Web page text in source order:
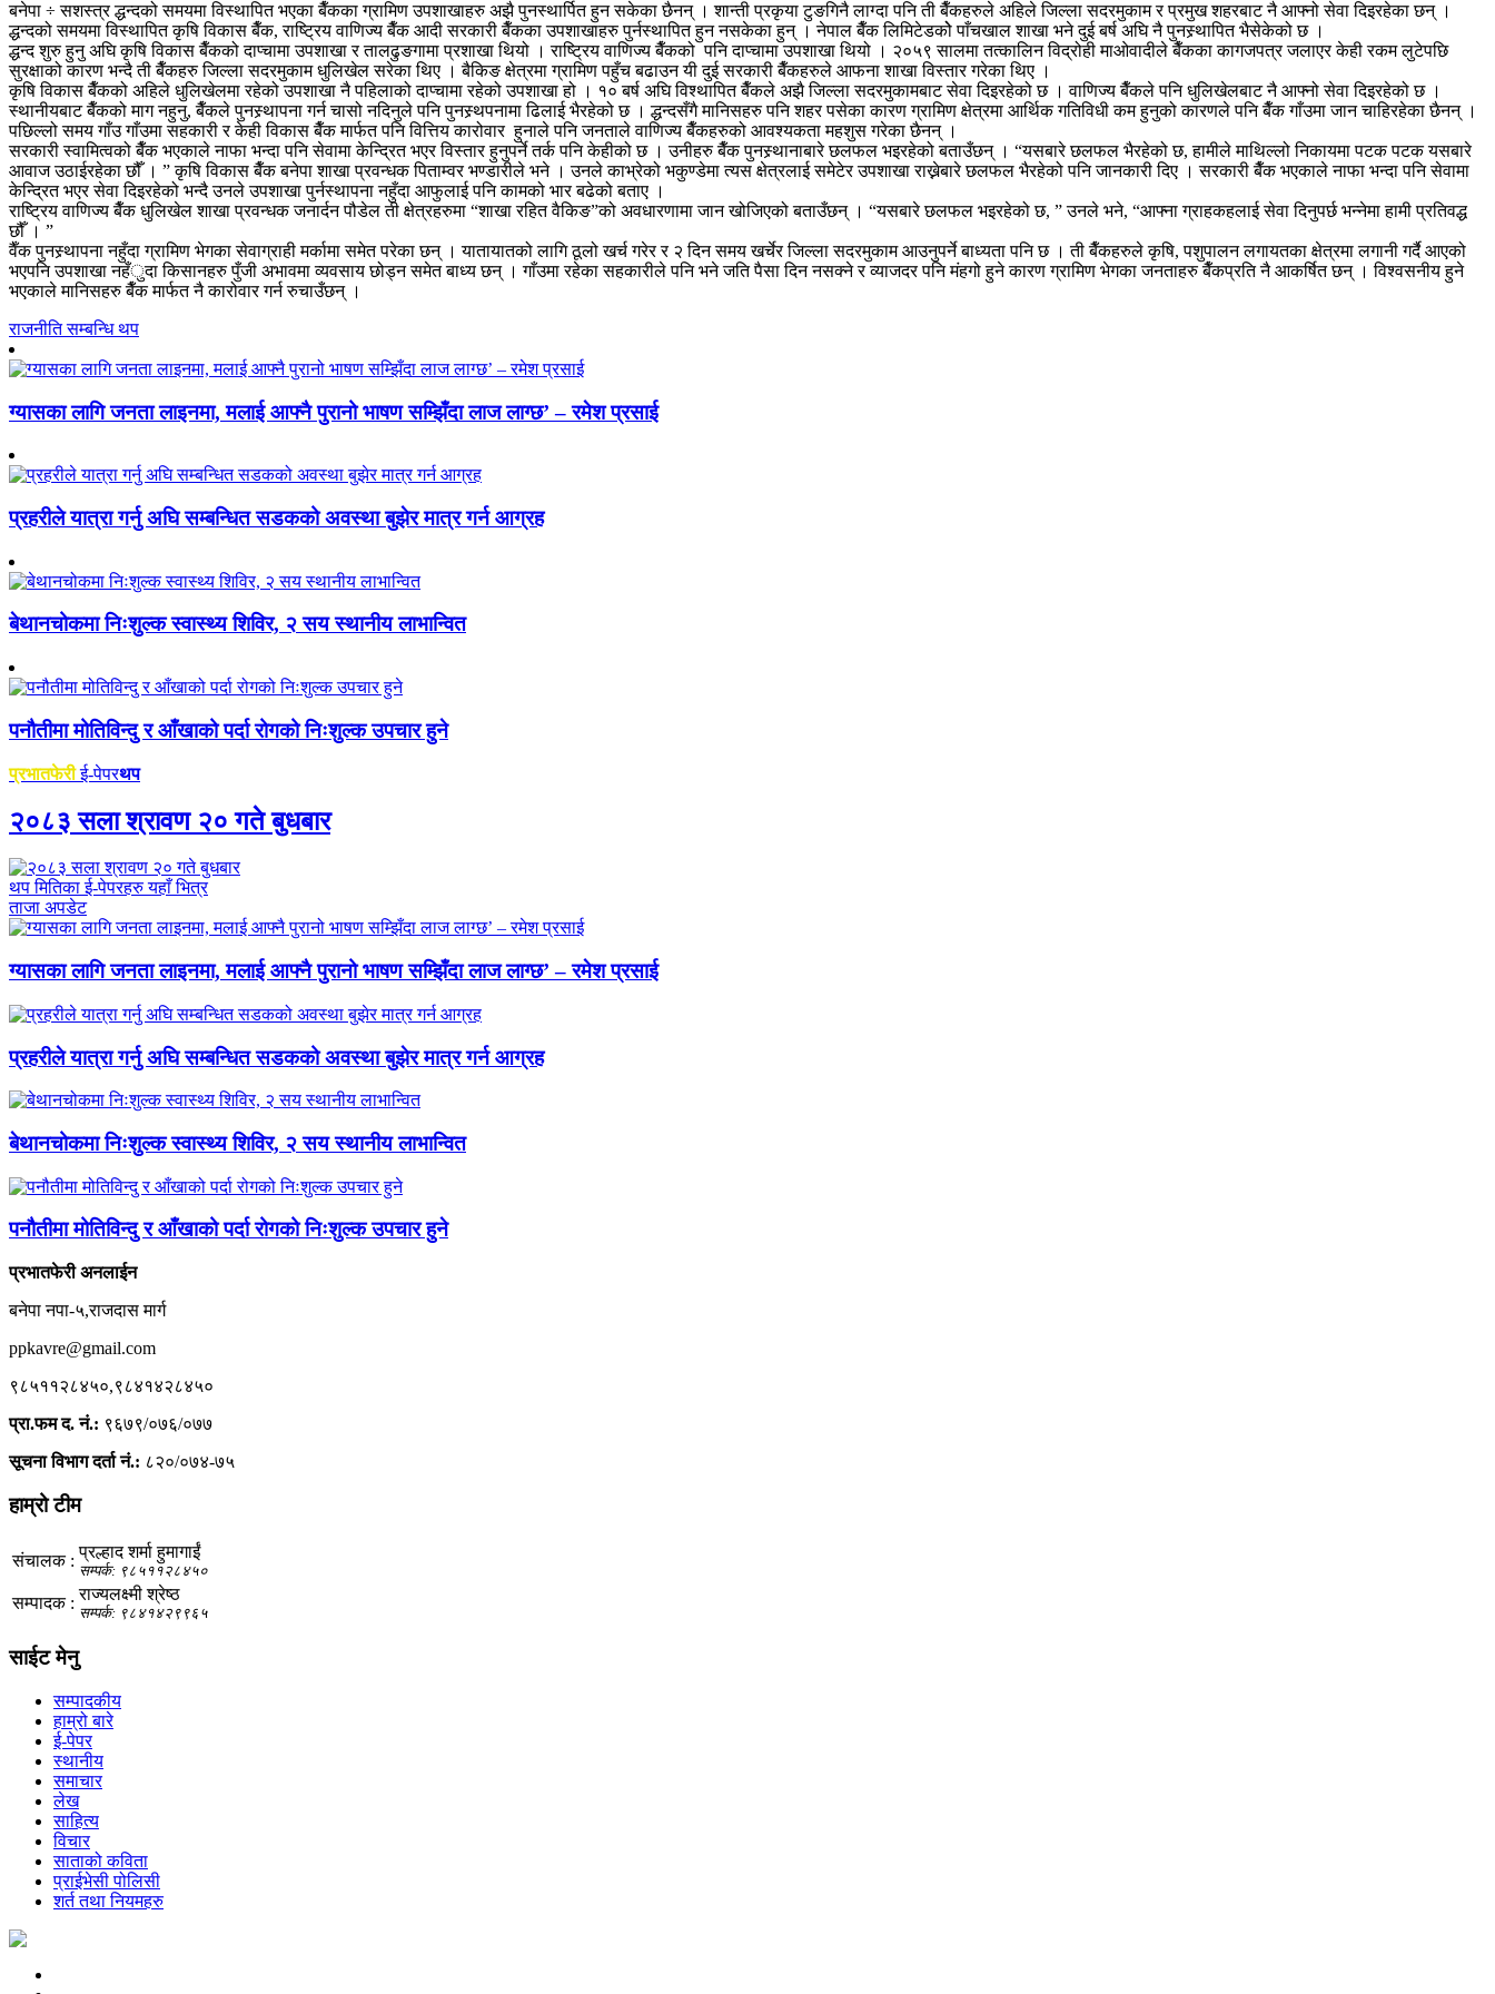
बनेपा ÷ सशस्त्र द्धन्दको समयमा विस्थापित भएका बैँकका ग्रामिण उपशाखाहरु अझै पुनस्थार्पित हुन सकेका छैनन् । शान्ती प्रकृया टुङगिनै लाग्दा पनि ती बैँकहरुले अहिले जिल्ला सदरमुकाम र प्रमुख शहरबाट नै आफ्नो सेवा दिइरहेका छन् ।
द्धन्दको समयमा विस्थापित कृषि विकास बैँक, राष्ट्रिय वाणिज्य बैँक आदी सरकारी बैँकका उपशाखाहरु पुर्नस्थापित हुन नसकेका हुन् । नेपाल बैँक लिमिटेडकोे पाँचखाल शाखा भने दुई बर्ष अघि नै पुनस्र्थापित भैसेकेको छ ।
द्धन्द शुरु हुनु अघि कृषि विकास बैँकको दाप्चामा उपशाखा र तालढुङगामा प्रशाखा थियो । राष्ट्रिय वाणिज्य बैँकको पनि दाप्चामा उपशाखा थियो । २०५९ सालमा तत्कालिन विद्रोही माओवादीले बैँकका कागजपत्र जलाएर केही रकम लुटेपछि
सुरक्षाको कारण भन्दै ती बैँकहरु जिल्ला सदरमुकाम धुलिखेल सरेका थिए । बैकिङ क्षेत्रमा ग्रामिण पहुँच बढाउन यी दुई सरकारी बैँकहरुले आफना शाखा विस्तार गरेका थिए ।
कृषि विकास बैँकको अहिले धुलिखेलमा रहेको उपशाखा नै पहिलाको दाप्चामा रहेको उपशाखा हो । १० बर्ष अघि विश्थापित बैँकले अझै जिल्ला सदरमुकामबाट सेवा दिइरहेको छ । वाणिज्य बैँकले पनि धुलिखेलबाट नै आफ्नो सेवा दिइरहेको छ ।
स्थानीयबाट बैँकको माग नहुनु, बैँकले पुनस्र्थापना गर्न चासो नदिनुले पनि पुनस्र्थपनामा ढिलाई भैरहेको छ । द्धन्दसँगै मानिसहरु पनि शहर पसेका कारण ग्रामिण क्षेत्रमा आर्थिक गतिविधी कम हुनुको कारणले पनि बैँक गाँउमा जान चाहिरहेका छैनन् ।
पछिल्लो समय गाँउ गाँउमा सहकारी र केही विकास बैँक मार्फत पनि वित्तिय कारोवार हुनाले पनि जनताले वाणिज्य बैँकहरुको आवश्यकता महशुस गरेका छैनन् ।
सरकारी स्वामित्वको बैँक भएकाले नाफा भन्दा पनि सेवामा केन्द्रित भएर विस्तार हुनुपर्ने तर्क पनि केहीको छ । उनीहरु बैँक पुनस्र्थानाबारे छलफल भइरहेको बताउँछन् । “यसबारे छलफल भैरहेको छ, हामीले माथिल्लो निकायमा पटक पटक यसबारे
आवाज उठाईरहेका छौँ । ” कृषि विकास बैँक बनेपा शाखा प्रवन्धक पिताम्वर भण्डारीले भने । उनले काभ्रेको भकुण्डेमा त्यस क्षेत्रलाई समेटेर उपशाखा राख्नेबारे छलफल भैरहेको पनि जानकारी दिए । सरकारी बैँक भएकाले नाफा भन्दा पनि सेवामा
केन्द्रित भएर सेवा दिइरहेको भन्दै उनले उपशाखा पुर्नस्थापना नहुँदा आफुलाई पनि कामको भार बढेको बताए ।
राष्ट्रिय वाणिज्य बैँक धुलिखेल शाखा प्रवन्धक जनार्दन पौडेल ती क्षेत्रहरुमा “शाखा रहित वैकिङ”को अवधारणामा जान खोजिएको बताउँछन् । “यसबारे छलफल भइरहेको छ, ” उनले भने, “आफ्ना ग्राहकहलाई सेवा दिनुपर्छ भन्नेमा हामी प्रतिवद्ध
छौँ । ”
वैँक पुनस्र्थापना नहुँदा ग्रामिण भेगका सेवाग्राही मर्कामा समेत परेका छन् । यातायातको लागि ठूलो खर्च गरेर र २ दिन समय खर्चेर जिल्ला सदरमुकाम आउनुपर्ने बाध्यता पनि छ । ती बैँकहरुले कृषि, पशुपालन लगायतका क्षेत्रमा लगानी गर्दै आएको
भएपनि उपशाखा नहँुदा किसानहरु पुँजी अभावमा व्यवसाय छोड्न समेत बाध्य छन् । गाँउमा रहेका सहकारीले पनि भने जति पैसा दिन नसक्ने र व्याजदर पनि मंहगो हुने कारण ग्रामिण भेगका जनताहरु बैँकप्रति नै आकर्षित छन् । विश्वसनीय हुने
भएकाले मानिसहरु बैँक मार्फत नै कारोवार गर्न रुचाउँछन् ।
राजनीति सम्बन्धि थप
ग्यासका लागि जनता लाइनमा, मलाई आफ्नै पुरानो भाषण सम्झिँदा लाज लाग्छ’ – रमेश प्रसाई
प्रहरीले यात्रा गर्नु अघि सम्बन्धित सडकको अवस्था बुझेर मात्र गर्न आग्रह
बेथानचोकमा निःशुल्क स्वास्थ्य शिविर, २ सय स्थानीय लाभान्वित
पनौतीमा मोतिविन्दु र आँखाको पर्दा रोगको निःशुल्क उपचार हुने
प्रभातफेरीई-पेपरथप
२०८३ सला श्रावण २० गते बुधबार
थप मितिका ई-पेपरहरु यहाँ भित्र
ताजा अपडेट
ग्यासका लागि जनता लाइनमा, मलाई आफ्नै पुरानो भाषण सम्झिँदा लाज लाग्छ’ – रमेश प्रसाई
प्रहरीले यात्रा गर्नु अघि सम्बन्धित सडकको अवस्था बुझेर मात्र गर्न आग्रह
बेथानचोकमा निःशुल्क स्वास्थ्य शिविर, २ सय स्थानीय लाभान्वित
पनौतीमा मोतिविन्दु र आँखाको पर्दा रोगको निःशुल्क उपचार हुने
प्रभातफेरी अनलाईन
बनेपा नपा-५,राजदास मार्ग
ppkavre@gmail.com
९८५११२८४५०,९८४१४२८४५०
प्रा.फम द. नं.: ९६७९/०७६/०७७
सूचना विभाग दर्ता नं.: ८२०/०७४-७५
हाम्रो टीम
संचालक : प्रल्हाद शर्मा हुमागाईं
सम्पर्क: ९८५११२८४५०
सम्पादक : राज्यलक्ष्मी श्रेष्ठ
सम्पर्क: ९८४१४२९९६५
साईट मेनु
सम्पादकीय
हाम्रो बारे
ई-पेपर
स्थानीय
समाचार
लेख
साहित्य
विचार
साताको कविता
प्राईभेसी पोलिसी
शर्त तथा नियमहरु